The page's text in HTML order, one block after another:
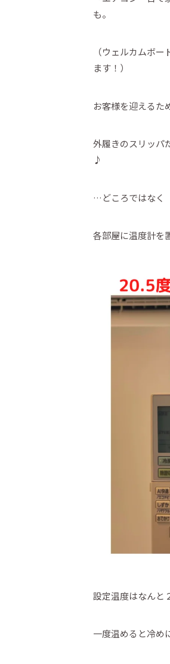
も。
（ウェルカムボ
ます！）
お客様を迎えるた
外履きのスリッパ
♪
…どころではなく
各部屋に温度計を
設定温度はなん
一度温めると冷め